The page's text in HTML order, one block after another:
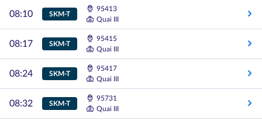
08:10 SKM-T
95413
Quai III
08:17 SKM-T
95415
Quai III
08:24 SKM-T
95417
Quai III
08:32 SKM-T
95731
Quai III